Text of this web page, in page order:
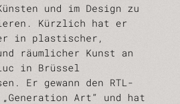
und im Design zu
Kürzlich hat er
in plastischer,
räumlicher Kunst an
in Brüssel
Er gewann den RTL-
„Generation Art“ und hat